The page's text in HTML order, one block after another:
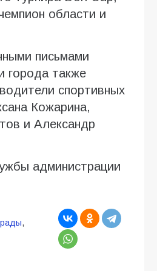
области и
письмами
города также
спортивных
Кожарина,
и Александр
администрации
,